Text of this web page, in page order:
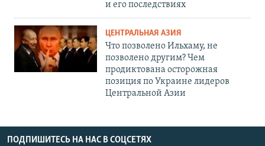
и его последствиях
ЦЕНТРАЛЬНАЯ АЗИЯ
Что позволено Ильхаму, не
позволено другим? Чем
продиктована осторожная
позиция по Украине лидеров
Центральной Азии
ПОДПИШИТЕСЬ НА НАС В СОЦСЕТЯХ